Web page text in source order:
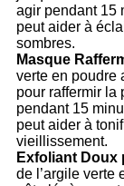
agir pendant 15
peut aider à
sombres.
Masque
verte en poudre
pour raffermir la
pendant 15
peut aider à
vieillissement.
Exfoliant Doux
de l’argile verte